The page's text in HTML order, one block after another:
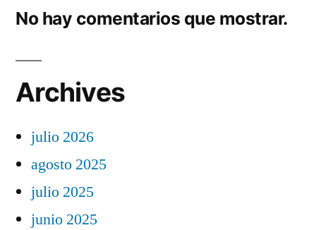
No hay comentarios que mostrar.
Archives
julio 2026
agosto 2025
julio 2025
junio 2025